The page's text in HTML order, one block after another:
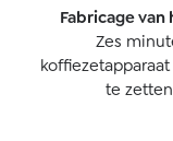
Fabricage
Zes
te